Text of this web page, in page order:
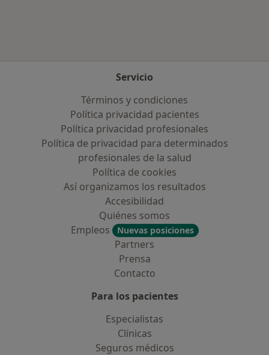
Servicio
Términos y condiciones
Política privacidad pacientes
Política privacidad profesionales
Política de privacidad para determinados
profesionales de la salud
Política de cookies
Así organizamos los resultados
Accesibilidad
Quiénes somos
Empleos
Nuevas posiciones
Partners
Prensa
Contacto
Para los pacientes
Especialistas
Clínicas
Seguros médicos